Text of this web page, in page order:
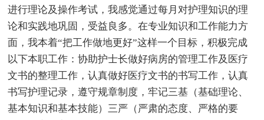
进行理论及操作考试，我感觉通过每月对护理知识的理
论和实践地巩固，受益良多。在专业知识和工作能力方
面，我本着“把工作做地更好”这样一个目标，积极完成
以下本职工作：协助护士长做好病房的管理工作及医疗
文书的整理工作，认真做好医疗文书的书写工作，认真
书写护理记录，遵守规章制度，牢记三基（基础理论、
基本知识和基本技能）三严（严肃的态度、严格的要